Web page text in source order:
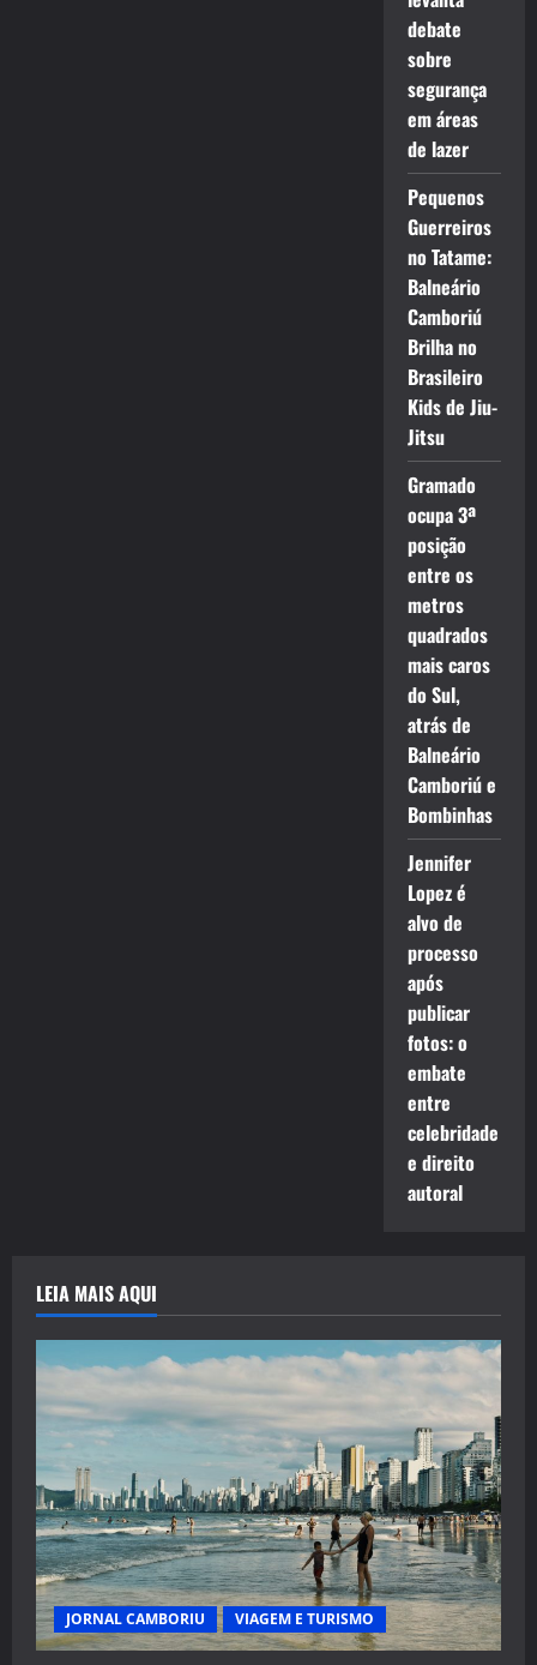
debate
sobre
segurança
em áreas
de lazer
Pequenos
Guerreiros
no Tatame:
Balneário
Camboriú
Brilha no
Brasileiro
Kids de Jiu-
Jitsu
Gramado
ocupa 3ª
posição
entre os
metros
quadrados
mais caros
do Sul,
atrás de
Balneário
Camboriú e
Bombinhas
Jennifer
Lopez é
alvo de
processo
após
publicar
fotos: o
embate
entre
celebridade
e direito
autoral
LEIA MAIS AQUI
JORNAL CAMBORIU VIAGEM E TURISMO